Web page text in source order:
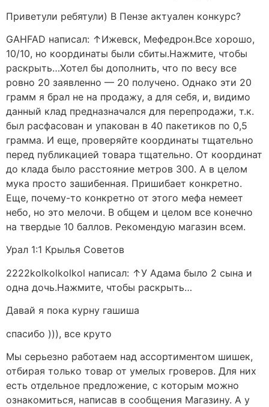
Приветули ребятули) В Пензе актуален конкурс?
GAHFAD написал: ↑Ижевск, Мефедрон.Все хорошо,
10/10, но координаты были сбиты.Нажмите, чтобы
раскрыть…Хотел бы дополнить, что по весу все
ровно 20 заявленно — 20 получено. Однако эти 20
грамм я брал не на продажу, а для себя, и, видимо
данный клад предназначался для перепродажи, т.к.
был расфасован и упакован в 40 пакетиков по 0,5
грамма. И еще, проверяйте координаты тщательно
перед публикацией товара тщательно. От координат
до клада было расстояние метров 300. А в целом
мука просто зашибенная. Пришибает конкретно.
Еще, почему-то конкретно от этого мефа немеет
небо, но это мелочи. В общем и целом все конечно
на твердые 10 баллов. Рекомендую магазин всем.
Урал 1:1 Крылья Советов
2222kolkolkolkol написал: ↑У Адама было 2 сына и
одна дочь.Нажмите, чтобы раскрыть…
Давай я пока курну гашиша
спасибо ))), все круто
Мы серьезно работаем над ассортиментом шишек,
отбирая только товар от умелых гроверов. Для них
есть отдельное предложение, с которым можно
ознакомиться, написав в сообщения Магазину. А у